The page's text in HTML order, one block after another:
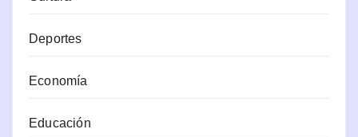
Deportes
Economía
Educación